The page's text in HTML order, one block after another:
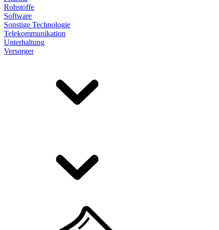
Rohstoffe
Software
Sonstige Technologie
Telekommunikation
Unterhaltung
Versorger